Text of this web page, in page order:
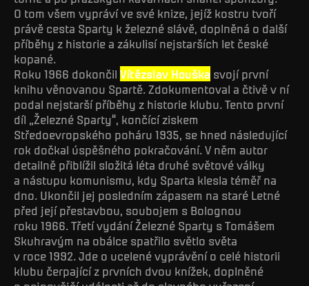
O tom všem vypráví ve své knize, jejíž kostru tvoří
právě cesta Sparty k železné slávě, doplněná o další
příběhy z historie a zákulisí nejstarších let české
kopané.
Roku 1966 dokončil Vítězslav Houška svojí první
knihu věnovanou Spartě. Zdokumentoval a čtivě v ní
podal nejstarší příběhy z historie klubu. Tento první
díl „Železné Sparty“, končící ziskem
Středoevropského poháru 1935, se hned následující
rok dočkal úspěšného pokračování. V něm autor
detailně přiblížil složitá léta druhé světové války
a nástupu komunismu, kdy Sparta klesla téměř na
dno. Ukončil jej posledním zápasem na staré Letné
před její přestavbou, soubojem s Bolognou
roku 1966. Třetí vydání Železné Sparty s Tomášem
Skuhravým na obálce spatřilo světlo světa
v roce 1992. Jde o ucelené vyprávění o celé historii
klubu čerpající z prvních dvou knížek, doplněné